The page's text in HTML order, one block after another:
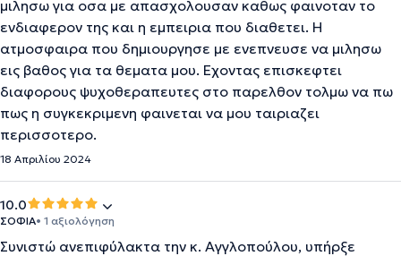
μιλησω για οσα με απασχολουσαν καθως φαινοταν το
ενδιαφερον της και η εμπειρια που διαθετει. Η
ατμοσφαιρα που δημιουργησε με ενεπνευσε να μιλησω
εις βαθος για τα θεματα μου. Εχοντας επισκεφτει
διαφορους ψυχοθεραπευτες στο παρελθον τολμω να πω
πως η συγκεκριμενη φαινεται να μου ταιριαζει
περισσοτερο.
18 Απριλίου 2024
10.0
ΣΟΦΙΑ• 1 αξιολόγηση
Συνιστώ ανεπιφύλακτα την κ. Αγγλοπούλου, υπήρξε